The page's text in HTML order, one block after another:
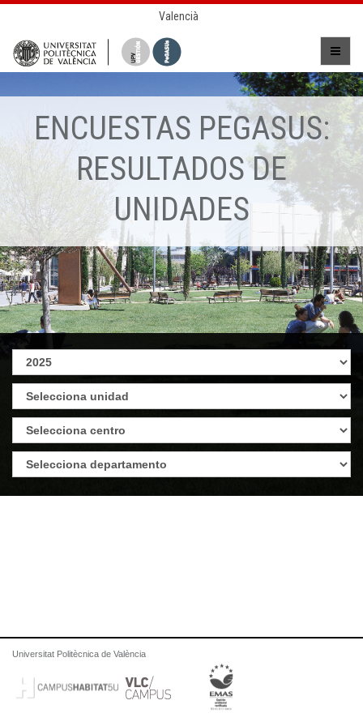
Valencià
ENCUESTAS PEGASUS:
RESULTADOS DE
UNIDADES
Universitat Politècnica de València